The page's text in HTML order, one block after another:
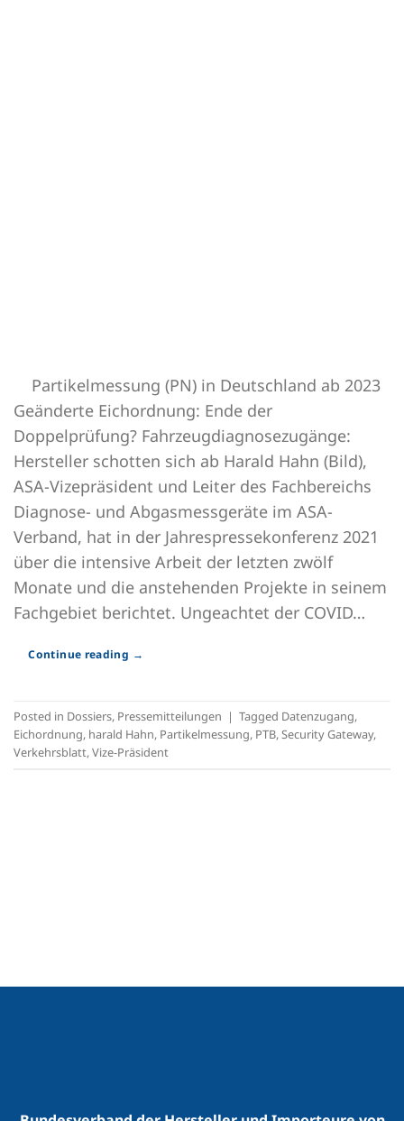
Partikelmessung (PN) in Deutschland ab 2023
Geänderte Eichordnung: Ende der
Doppelprüfung? Fahrzeugdiagnosezugänge:
Hersteller schotten sich ab Harald Hahn (Bild),
ASA-Vizepräsident und Leiter des Fachbereichs
Diagnose- und Abgasmessgeräte im ASA-
Verband, hat in der Jahrespressekonferenz 2021
über die intensive Arbeit der letzten zwölf
Monate und die anstehenden Projekte in seinem
Fachgebiet berichtet. Ungeachtet der COVID…
Continue reading →
Posted in Dossiers, Pressemitteilungen | Tagged Datenzugang,
Eichordnung, harald Hahn, Partikelmessung, PTB,Security Gateway,
Verkehrsblatt,Vize-Präsident